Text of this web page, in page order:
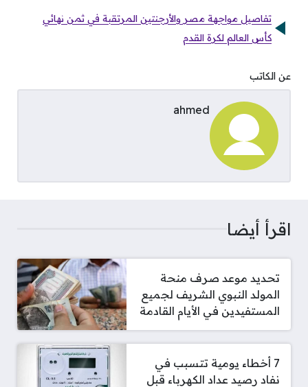
تفاصيل مواجهة مصر والأرجنتين المرتقبة في ثمن نهائي
كأس العالم لكرة القدم
عن الكاتب
ahmed
اقرأ أيضا
تحديد موعد صرف منحة
المولد النبوي الشريف لجميع
المستفيدين في الأيام القادمة
7 أخطاء يومية تتسبب في
نفاد رصيد عداد الكهرباء قبل